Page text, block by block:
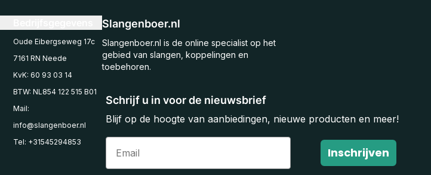
Schrijf u in voor de nieuwsbrief
Blijf op de hoogte van aanbiedingen, nieuwe producten en meer!
Email
Inschrijven
Slangenboer.nl
Slangenboer.nl is de online specialist op het
gebied van slangen, koppelingen en
toebehoren.
Oude Eibergseweg 17c
7161 RN Neede
KvK: 60 93 03 14
BTW: NL854 122 515 B01
Mail:
info@slangenboer.nl
Tel: +31545294853